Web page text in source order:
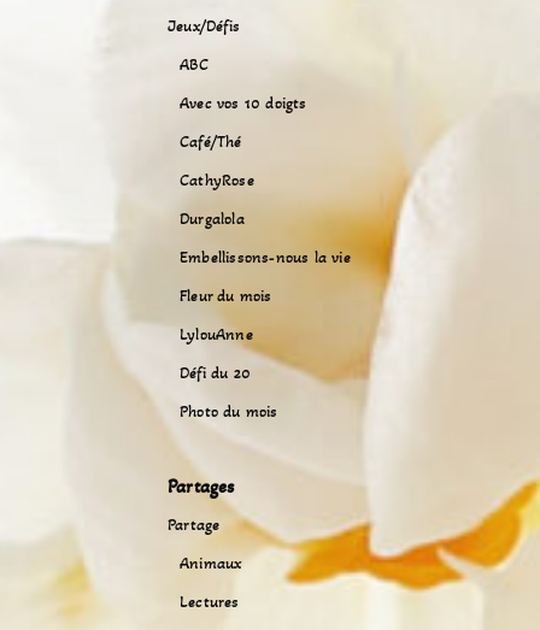
Jeux/Défis
ABC
Avec vos 10 doigts
Café/Thé
CathyRose
Durgalola
Embellissons-nous la vie
Fleur du mois
LylouAnne
Défi du 20
Photo du mois
Partages
Partage
Animaux
Lectures